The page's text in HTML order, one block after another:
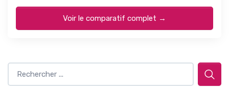
Voir le comparatif complet →